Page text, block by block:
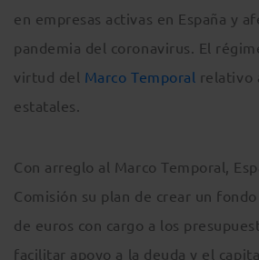
en empresas activas en España y
pandemia del coronavirus. El
virtud del Marco Temporal relativo
estatales.
Con arreglo al Marco Temporal,
Comisión su plan de crear un
de euros con cargo a los
facilitar apoyo a la deuda y el